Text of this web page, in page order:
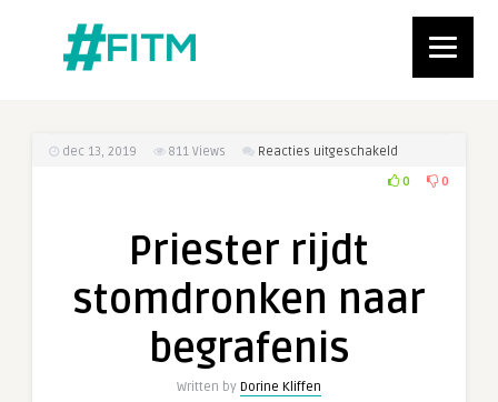
dec 13, 2019 811 Views Reacties uitgeschakeld
Priester
0 0
Priester rijdt
stomdronken naar
begrafenis
Written by Dorine Kliffen